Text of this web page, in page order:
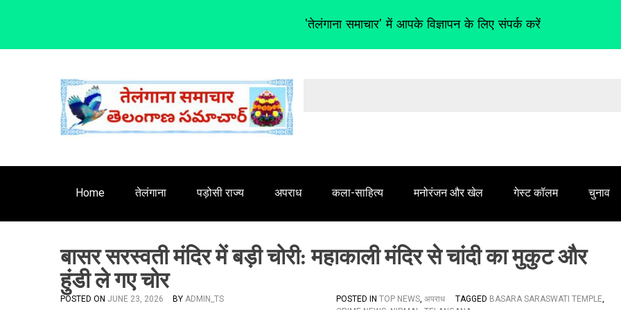
e
Home तेलंगाना पड़ोसी राज्य अपराध कला-साहित्य मनोरंजन और खेल गेस्ट कॉलम चुनाव
बासर सरस्वती मंदिर में बड़ी चोरी: महाकाली मंदिर से चांदी का मुकुट और
हुंडी ले गए चोर
POSTED ON JUNE 23, 2026 BY ADMIN_TS POSTED IN TOP NEWS, अपराध TAGGED BASARA SARASWATI TEMPLE,
'तेलंगाना समाचार' में आपके विज्ञापन के लिए संपर्क करें